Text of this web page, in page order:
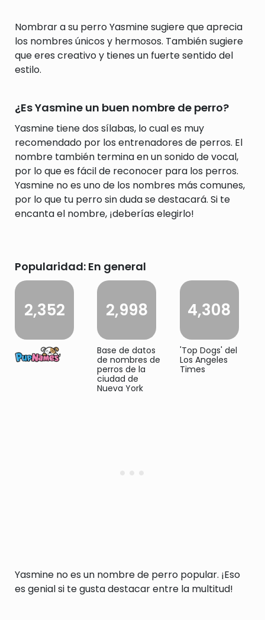
Nombrar a su perro Yasmine sugiere que aprecia
los nombres únicos y hermosos. También sugiere
que eres creativo y tienes un fuerte sentido del
estilo.
¿Es Yasmine un buen nombre de perro?
Yasmine tiene dos sílabas, lo cual es muy
recomendado por los entrenadores de perros. El
nombre también termina en un sonido de vocal,
por lo que es fácil de reconocer para los perros.
Yasmine no es uno de los nombres más comunes,
por lo que tu perro sin duda se destacará. Si te
encanta el nombre, ¡deberías elegirlo!
Popularidad: En general
2,352 2,998
Base de datos
de nombres de
perros de la
ciudad de
Nueva York
4,308
'Top Dogs' del
Los Angeles
Times
Yasmine no es un nombre de perro popular. ¡Eso
es genial si te gusta destacar entre la multitud!